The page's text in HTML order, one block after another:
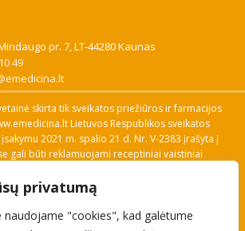
privatumą
naudojame "cookies", kad galėtume
pr. 7, LT-44280 Kaunas
49
skirta tik sveikatos priežiūros ir farmacijos
Lietuvos Respublikos sveikatos
2021 m. spalio 21 d. Nr. V-2383 įrašyta į
gali būti reklamuojami receptiniai vaistiniai
Naudingos nuorodos: Vaistų ir medicinos
kainų paieška, VVKT tinklalapis, Sveikatos
specialisto pranešimo apie įtariamą